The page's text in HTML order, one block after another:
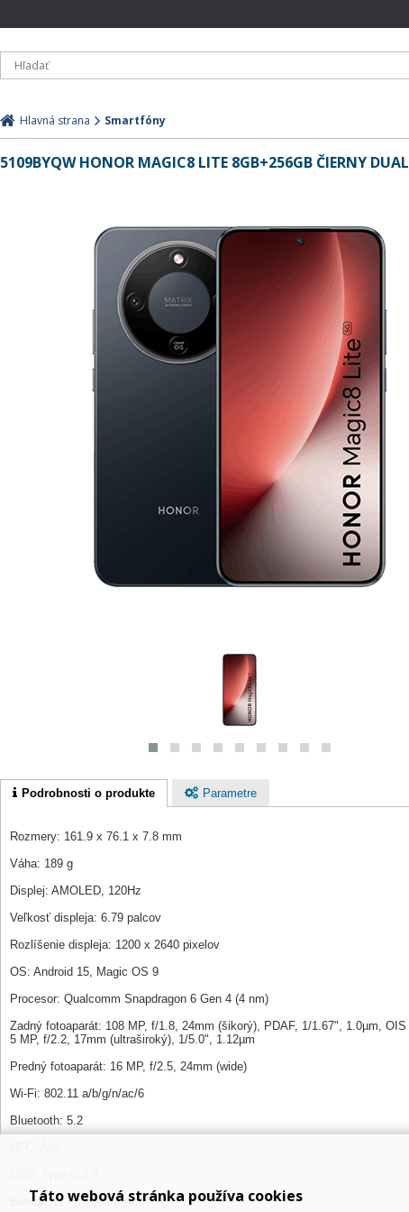
Hlavná strana Smartfóny
5109BYQW HONOR MAGIC8 LITE 8GB+256GB ČIERNY DUAL
Podrobnosti o produkte Parametre
Rozmery: 161.9 x 76.1 x 7.8 mm
Váha: 189 g
Displej: AMOLED, 120Hz
Veľkosť displeja: 6.79 palcov
Rozlíšenie displeja: 1200 x 2640 pixelov
OS: Android 15, Magic OS 9
Procesor: Qualcomm Snapdragon 6 Gen 4 (4 nm)
Zadný fotoaparát: 108 MP, f/1.8, 24mm (šikorý), PDAF, 1/1.67", 1.0µm, OIS
5 MP, f/2.2, 17mm (ultraširoký), 1/5.0", 1.12µm
Predný fotoaparát: 16 MP, f/2.5, 24mm (wide)
Wi-Fi: 802.11 a/b/g/n/ac/6
Bluetooth: 5.2
Batéria: Li-Po 7500 mAh
Táto webová stránka používa cookies